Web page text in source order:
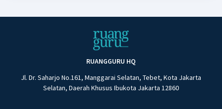
RUANGGURU HQ
Jl. Dr. Saharjo No.161, Manggarai Selatan, Tebet, Kota Jakarta
Selatan, Daerah Khusus Ibukota Jakarta 12860